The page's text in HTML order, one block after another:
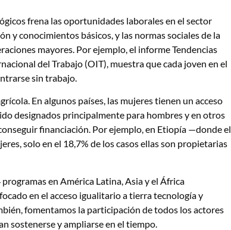
frena las oportunidades laborales en el sector
y conocimientos básicos, y las normas sociales de la
mayores. Por ejemplo, el informe Tendencias
del Trabajo (OIT), muestra que cada joven en el
sin trabajo.
En algunos países, las mujeres tienen un acceso
designados principalmente para hombres y en otros
financiación. Por ejemplo, en Etiopía —donde el
solo en el 18,7% de los casos ellas son propietarias
en América Latina, Asia y el África
en el acceso igualitario a tierra tecnología y
fomentamos la participación de todos los actores
sostenerse y ampliarse en el tiempo.